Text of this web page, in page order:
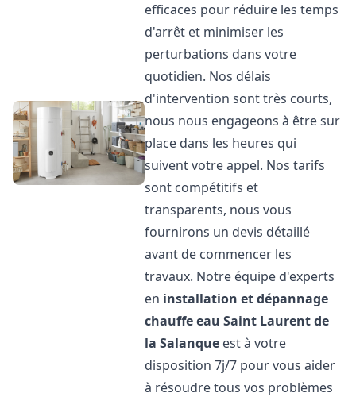
efficaces pour réduire les temps
d'arrêt et minimiser les
perturbations dans votre
quotidien. Nos délais
d'intervention sont très courts,
nous nous engageons à être sur
place dans les heures qui
suivent votre appel. Nos tarifs
sont compétitifs et
transparents, nous vous
fournirons un devis détaillé
avant de commencer les
travaux. Notre équipe d'experts
en installation et dépannage
chauffe eau Saint Laurent de
la Salanque est à votre
disposition 7j/7 pour vous aider
à résoudre tous vos problèmes